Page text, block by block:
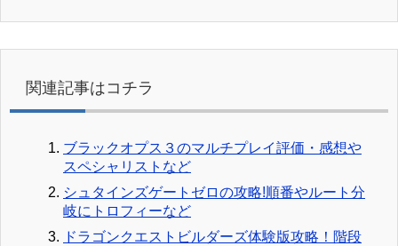
関連記事はコチラ
ブラックオプス３のマルチプレイ評価・感想や
スペシャリストなど
シュタインズゲートゼロの攻略!順番やルート分
岐にトロフィーなど
ドラゴンクエストビルダーズ体験版攻略！階段